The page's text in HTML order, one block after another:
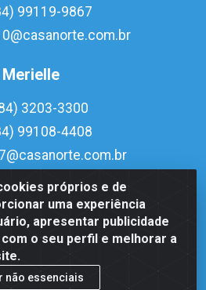
próprios e de
uma experiência
apresentar publicidade
o seu perfil e melhorar a
não essenciais
99119-9867
Merielle
3203-3300
99108-4408
Mário Câmara, 1815 - Dix-
RN - CEP 59054-600 - CNPJ
0001-51